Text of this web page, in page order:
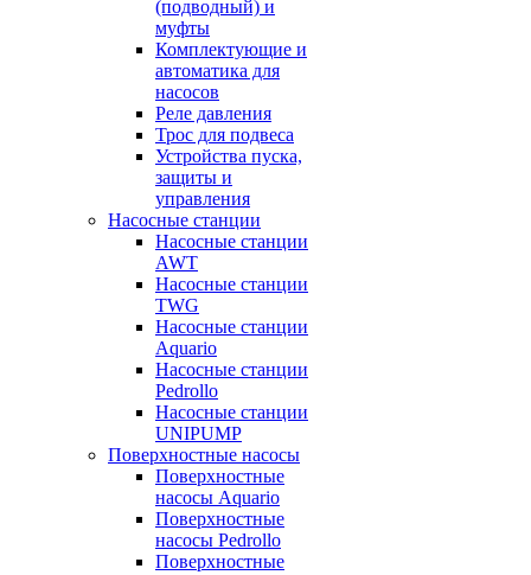
(подводный) и
муфты
Комплектующие и
автоматика для
насосов
Реле давления
Трос для подвеса
Устройства пуска,
защиты и
управления
Насосные станции
Насосные станции
AWT
Насосные станции
TWG
Насосные станции
Aquario
Насосные станции
Pedrollo
Насосные станции
UNIPUMP
Поверхностные насосы
Поверхностные
насосы Aquario
Поверхностные
насосы Pedrollo
Поверхностные